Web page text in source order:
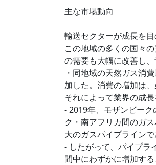
主な市場動向
輸送セクターが成長を
この地域の多くの国々
の需要も大幅に改善し
・同地域の天然ガス消
加した。消費の増加は
それによって業界の成
- 2019年、モザンビー
ク・南アフリカ間のガ
大のガスパイプライン
- したがって、パイプラ
間中にわずかに増加す